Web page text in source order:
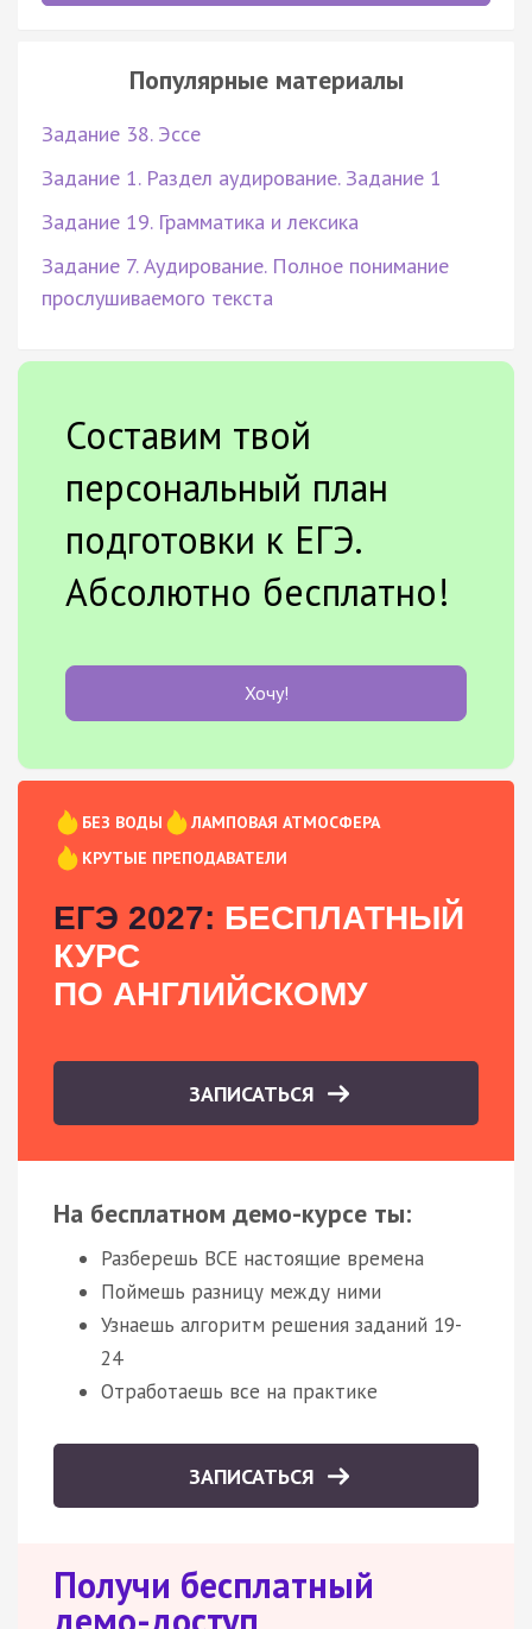
Популярные материалы
Задание 38. Эссе
Задание 1. Раздел аудирование. Задание 1
Задание 19. Грамматика и лексика
Задание 7. Аудирование. Полное понимание
прослушиваемого текста
Составим твой
персональный план
подготовки к ЕГЭ.
Абсолютно бесплатно!
Хочу!
БЕЗ ВОДЫ
ЛАМПОВАЯ АТМОСФЕРА
КРУТЫЕ ПРЕПОДАВАТЕЛИ
ЕГЭ 2027: БЕСПЛАТНЫЙ
КУРС
ПО АНГЛИЙСКОМУ
ЗАПИСАТЬСЯ
На бесплатном демо-курсе ты:
Разберешь ВСЕ настоящие времена
Поймешь разницу между ними
Узнаешь алгоритм решения заданий 19-
24
Отработаешь все на практике
ЗАПИСАТЬСЯ
Получи бесплатный